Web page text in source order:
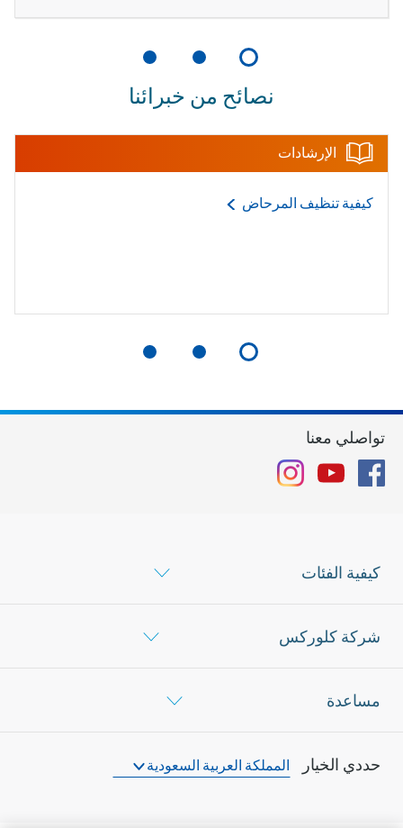
نصائح من خبرائنا
الإرشادات
كيفية تنظيف المرحاض
كيفية الفئات
شركة كلوركس
مساعدة
حددي الخيار المملكة العربية السعودية
تواصلي معنا
Facebook
YouTube
Instagram